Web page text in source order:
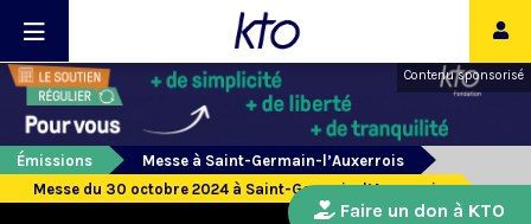
Contenu sponsorisé
Émissions
Messe à Saint-Germain-l’Auxerrois
Messe du 30 octobre 2024 à Saint-Germain-l’Auxerrois
Faire un don à KTO